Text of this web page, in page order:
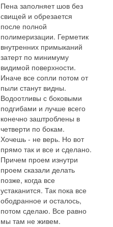
Пена заполняет шов без
свищей и обрезается
после полной
полимеризации. Герметик
внутренних примыканий
затерт по минимуму
видимой поверхности.
Иначе все сопли потом от
пыли станут видны.
Водоотливы с боковыми
подгибами и лучше всего
конечно заштроблены в
четверти по бокам.
Хочешь - не верь. Но вот
прямо так и все и сделано.
Причем проем изнутри
проем сказали делать
позже, когда все
устаканится. Так пока все
ободранное и осталось,
потом сделаю. Все равно
мы там не живем.